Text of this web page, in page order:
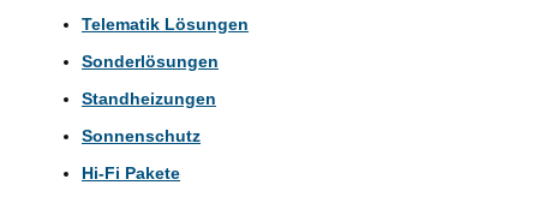
Telematik Lösungen
Sonderlösungen
Standheizungen
Sonnenschutz
Hi-Fi Pakete